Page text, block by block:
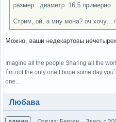
размер...диаметр 16,5 примерно
Стрим, ой, а мну мона? оч хочу...
Можно, ваши недекартовы
Imagine all the people Sharing all the
I`m not the only one I hope some day
one...
Вне форума
Любава